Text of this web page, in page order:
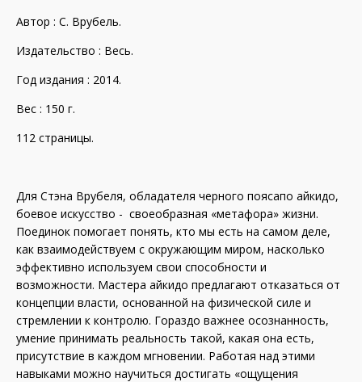
Автор : С. Врубель.
Издательство : Весь.
Год издания : 2014.
Вес : 150 г.
112 страницы.
Для Стэна Врубеля, обладателя черного поясапо айкидо,
боевое искусство - своеобразная «метафора» жизни.
Поединок помогает понять, кто мы есть на самом деле,
как взаимодействуем с окружающим миром, насколько
эффективно используем свои способности и
возможности. Мастера айкидо предлагают отказаться от
концепции власти, основанной на физической силе и
стремлении к контролю. Гораздо важнее осознанность,
умение принимать реальность такой, какая она есть,
присутствие в каждом мгновении. Работая над этими
навыками можно научиться достигать «ощущения